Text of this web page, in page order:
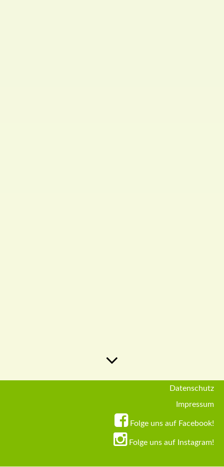
Datenschutz
Impressum
Folge uns auf Facebook!
Folge uns auf Instagram!